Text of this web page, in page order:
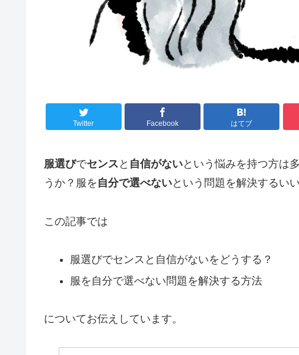
Twitter Facebook はてブ
服選びでセンス と 自信がないという悩みを持つ方は
うか？服を 自分で選べないという問題を解決するい
この記事では
服選びでセンスと自信がないをどうする？
服を自分で選べない問題を解決する方法
についてお伝えしています。